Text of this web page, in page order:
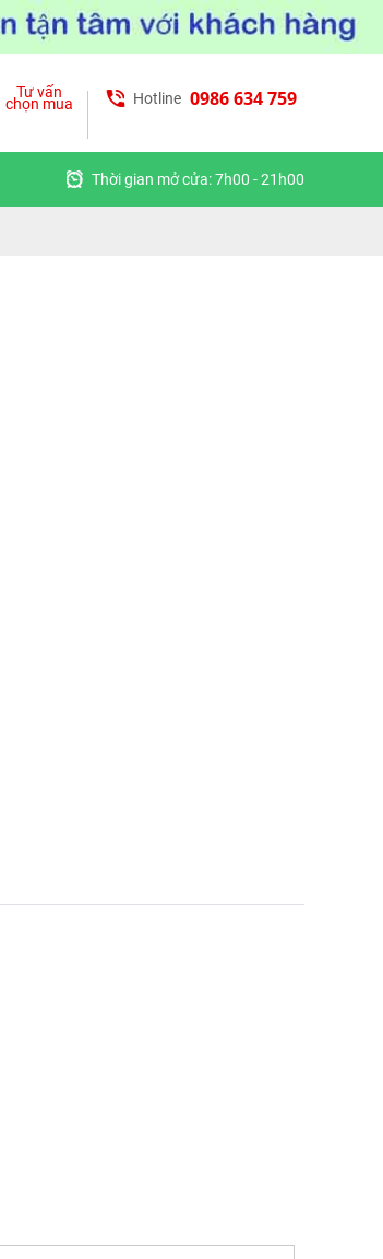
Tư vấn
chọn mua Hotline 0986 634 759
Thời gian mở cửa: 7h00 - 21h00